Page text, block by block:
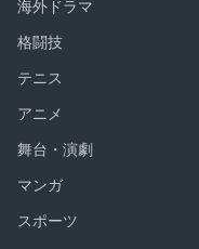
海外ドラマ
格闘技
テニス
アニメ
舞台・演劇
マンガ
スポーツ